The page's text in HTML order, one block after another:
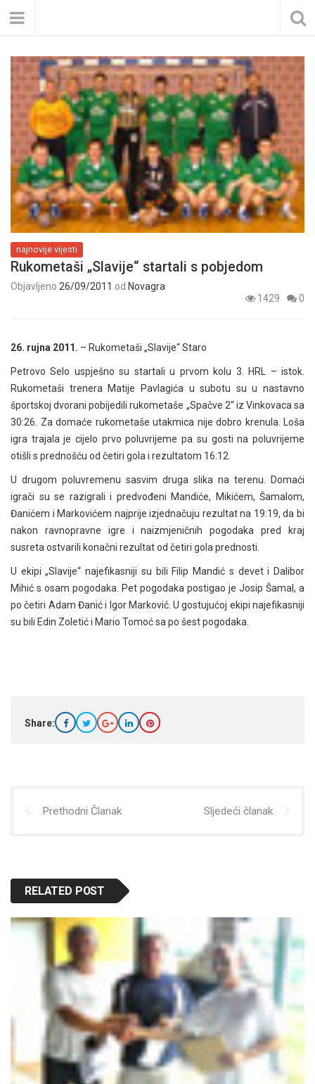
najnovije vijesti
Rukometaši „Slavije“ startali s pobjedom
Objavljeno 26/09/2011 od Novagra
1429
0
26. rujna 2011. – Rukometaši „Slavije“ Staro
Petrovo Selo uspješno su startali u prvom kolu 3. HRL – istok.
Rukometaši trenera Matije Pavlagića u subotu su u nastavno
športskoj dvorani pobijedili rukometaše „Spačve 2“ iz Vinkovaca sa
30:26. Za domaće rukometaše utakmica nije dobro krenula. Loša
igra trajala je cijelo prvo poluvrijeme pa su gosti na poluvrijeme
otišli s prednošću od četiri gola i rezultatom 16:12.
U drugom poluvremenu sasvim druga slika na terenu. Domaći
igrači su se razigrali i predvođeni Mandiće, Mikićem, Šamalom,
Đanićem i Markovićem najprije izjednačuju rezultat na 19:19, da bi
nakon ravnopravne igre i naizmjeničnih pogodaka pred kraj
susreta ostvarili konačni rezultat od četiri gola prednosti.
U ekipi „Slavije“ najefikasniji su bili Filip Mandić s devet i Dalibor
Mihić s osam pogodaka. Pet pogodaka postigao je Josip Šamal, a
po četiri Adam Đanić i Igor Marković. U gostujućoj ekipi najefikasniji
su bili Edin Zoletić i Mario Tomoć sa po šest pogodaka.
Share:
Prethodni Članak Sljedeći članak
RELATED POST